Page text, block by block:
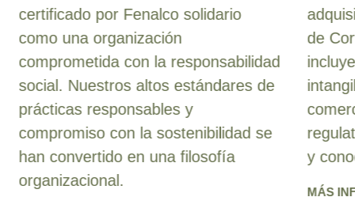
certificado por Fenalco solidario
como una organización
comprometida con la responsabilidad
social. Nuestros altos estándares de
prácticas responsables y
compromiso con la sostenibilidad se
han convertido en una filosofía
organizacional.
de
y
MÁS